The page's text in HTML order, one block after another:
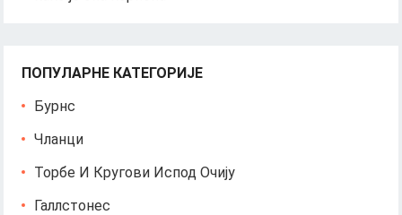
ПОПУЛАРНЕ КАТЕГОРИЈЕ
Бурнс
Чланци
Торбе И Кругови Испод Очију
Галлстонес